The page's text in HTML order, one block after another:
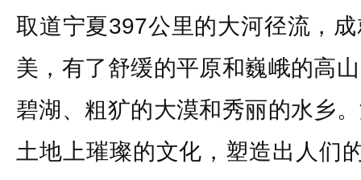
取道宁夏397公里的大河径流，
美，有了舒缓的平原和巍峨的高
碧湖、粗犷的大漠和秀丽的水乡
土地上璀璨的文化，塑造出人们